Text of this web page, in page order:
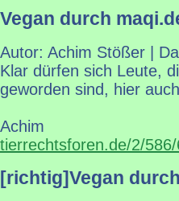
Vegan durch
Autor: Achim Stößer |
Klar dürfen sich Leute,
geworden sind, hier
Achim
tierrechtsforen.de/2/
[richtig]Vegan